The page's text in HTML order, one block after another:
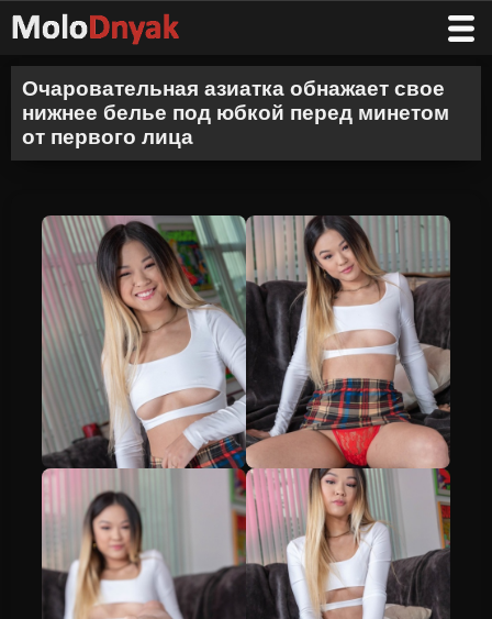
Очаровательная азиатка обнажает свое
нижнее белье под юбкой перед минетом
от первого лица